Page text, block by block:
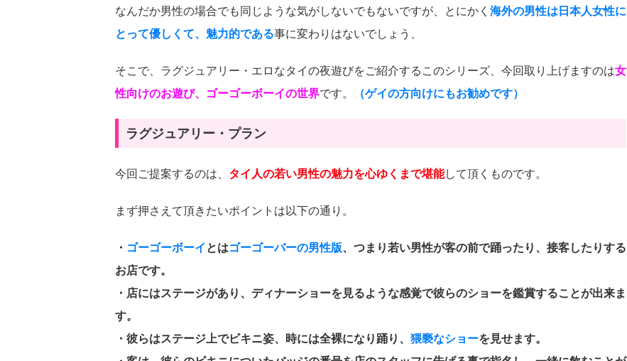
なんだか男性の場合でも同じような気がしないでもないですが、とにかく 海外の男性は日本人女性に
とって優しくて、魅力的である事に変わりはないでしょう、
そこで、ラグジュアリー・エロなタイの夜遊びをご紹介するこのシリーズ、今回取り上げますのは女
性向けのお遊び、ゴーゴーボーイの世界です。 （ゲイの方向けにもお勧めです）
ラグジュアリー・プラン
今回ご提案するのは、 タイ人の若い男性の魅力を心ゆくまで堪能して頂くものです。
まず押さえて頂きたいポイントは以下の通り。
・ ゴーゴーボーイ とはゴーゴーバーの男性版、つまり若い男性が客の前で踊ったり、接客したりする
お店です。
・店にはステージがあり、ディナーショーを見るような感覚で彼らのショーを鑑賞することが出来ま
す。
・彼らはステージ上でビキニ姿、時には全裸になり踊り、 猥褻なショーを見せます。